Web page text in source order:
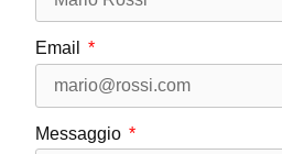
Email
Messaggio